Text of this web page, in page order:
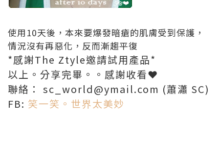
使用10天後，本來要爆發暗瘡的肌膚受到保護，
情況沒有再惡化，反而漸趨平復
*感謝The Ztyle邀請試用產品*
以上。分享完畢。。感謝收看❤
聯絡： sc_world@ymail.com (蕭瀟 SC)
FB: 笑一笑。世界太美妙